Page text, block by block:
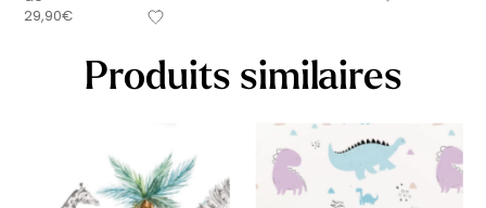
29,90€
Produits similaires